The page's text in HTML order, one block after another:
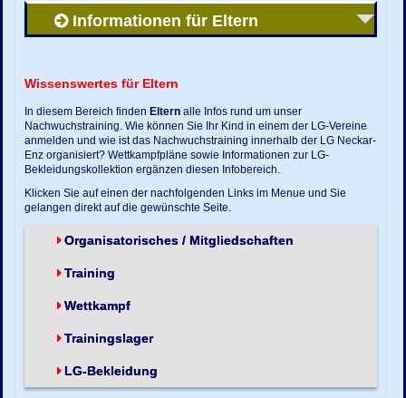
Informationen für Eltern
Wissenswertes für Eltern
In diesem Bereich finden Eltern alle Infos rund um unser
Nachwuchstraining. Wie können Sie Ihr Kind in einem der LG-Vereine
anmelden und wie ist das Nachwuchstraining innerhalb der LG Neckar-
Enz organisiert? Wettkampfpläne sowie Informationen zur LG-
Bekleidungskollektion ergänzen diesen Infobereich.
Klicken Sie auf einen der nachfolgenden Links im Menue und Sie
gelangen direkt auf die gewünschte Seite.
Organisatorisches / Mitgliedschaften
Training
Wettkampf
Trainingslager
LG-Bekleidung